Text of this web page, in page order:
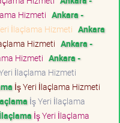
Hizmeti Ankara -
İlaçlama Hizmeti Ankara
Hizmeti Ankara -
Hizmeti Ankara -
İlaçlama Hizmeti
İş Yeri İlaçlama Hizmeti
İş Yeri İlaçlama
İş Yeri İlaçlama